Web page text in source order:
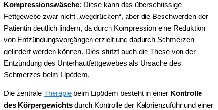
Kompressionswäsche: Diese kann das überschüssige
Fettgewebe zwar nicht „wegdrücken“, aber die Beschwerden der
Patientin deutlich lindern, da durch Kompression eine Reduktion
von Entzündungsvorgängen erzielt und dadurch Schmerzen
gelindert werden können. Dies stützt auch die These von der
Entzündung des Unterhautfettgewebes als Ursache des
Schmerzes beim Lipödem.
Die zentrale Therapie beim Lipödem besteht in einer Kontrolle
des Körpergewichts durch Kontrolle der Kalorienzufuhr und einer